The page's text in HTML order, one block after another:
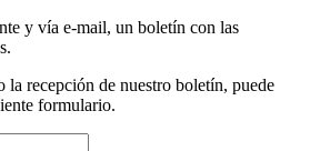
y vía e-mail, un boletín con las
la recepción de nuestro boletín, puede
formulario.